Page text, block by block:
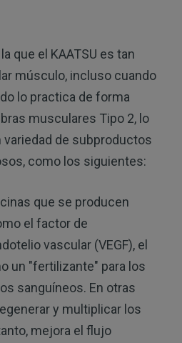
que el KAATSU es tan
músculo, incluso cuando
lo practica de forma
musculares Tipo 2, lo
variedad de subproductos
como los siguientes:
que se producen
el factor de
vascular (VEGF), el
un "fertilizante" para los
sanguíneos. En otras
y multiplicar los
mejora el flujo